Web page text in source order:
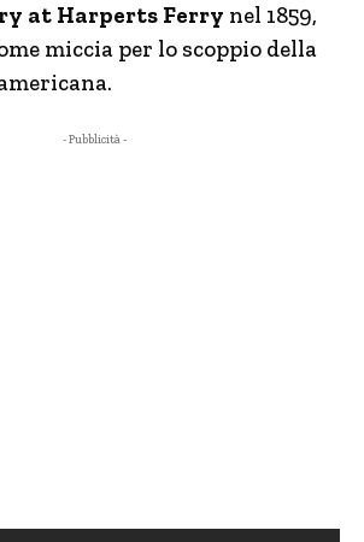
at Harperts Ferry nel 1859,
miccia per lo scoppio della
- Pubblicità -